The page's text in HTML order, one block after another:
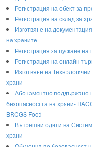
Регистрация на обект за
Регистрация на склад за
Изготвяне на
на храните
Регистрaция за пускане
Регистрация на онлайн
Изготвяне на
храни
Абонаментно поддържане
безопасността на храни-
BRCGS Food
Вътрешни одити на
храни